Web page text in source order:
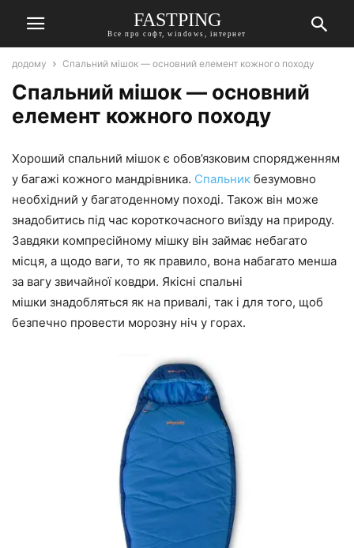
FASTPING
Все про софт, windows, інтернет
додому Спальний мішок — основний елемент кожного походу
Спальний мішок — основний
елемент кожного походу
Хороший спальний мішок є обов’язковим спорядженням
у багажі кожного мандрівника. Спальник безумовно
необхідний у багатоденному поході. Також він може
знадобитись під час короткочасного виїзду на природу.
Завдяки компресійному мішку він займає небагато
місця, а щодо ваги, то як правило, вона набагато менша
за вагу звичайної ковдри. Якісні спальні
мішки знадобляться як на привалі, так і для того, щоб
безпечно провести морозну ніч у горах.